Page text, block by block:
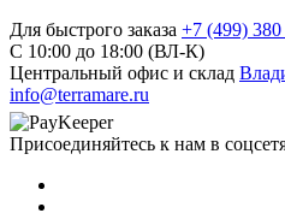
Для быстрого заказа +7 (499)
C 10:00 до 18:00 (ВЛ-К)
Центральный офис и склад
info@terramare.ru
Присоединяйтесь к нам в